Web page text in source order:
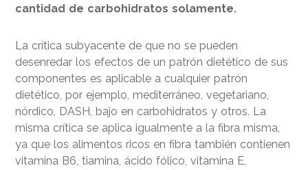
cantidad de carbohidratos solamente.
La crítica subyacente de que no se pueden
desenredar los efectos de un patrón dietético de sus
componentes es aplicable a cualquier patrón
dietético, por ejemplo, mediterráneo, vegetariano,
nórdico, DASH, bajo en carbohidratos y otros. La
misma crítica se aplica igualmente a la fibra misma,
ya que los alimentos ricos en fibra también contienen
vitamina B6, tiamina, ácido fólico, vitamina E,